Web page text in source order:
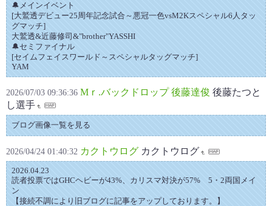
🔔メインイベント
[大鷲透デビュー25周年記念試合～悪冠一色vsM2Kスペシャル6人タッ
グマッチ]
大鷲透&近藤修司&"brother"YASSHI
🔔セミファイナル
[セイムフェイスワールド～スペシャルタッグマッチ]
YAM
2026/07/03 09:36:36 Mｒ.バックドロップ 後藤達俊 後藤たつと
し選手
ブログ画像一覧を見る
2026/04/24 01:40:32 カクトウログ カクトウログ
2026.04.23
読者投票ではGHCヘビーが43%、カリスマ対決が57% 5・2両国メイ
ン
【接続不調により旧ブログに記事をアップしております。】